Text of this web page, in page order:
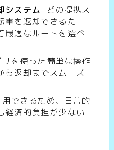
システム: どの提携ス
車を返却できるた
最適なルートを選べ
リを使った簡単な操作
ら返却までスムーズ
できるため、日常的
経済的負担が少ない